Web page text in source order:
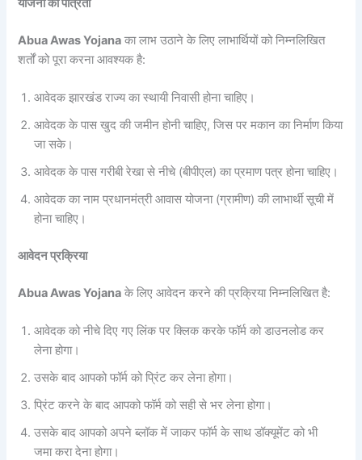
योजना की पात्रता
Abua Awas Yojana का लाभ उठाने के लिए लाभार्थियों को निम्नलिखित
शर्तों को पूरा करना आवश्यक है:
आवेदक झारखंड राज्य का स्थायी निवासी होना चाहिए।
आवेदक के पास खुद की जमीन होनी चाहिए, जिस पर मकान का निर्माण किया
जा सके।
आवेदक के पास गरीबी रेखा से नीचे (बीपीएल) का प्रमाण पत्र होना चाहिए।
आवेदक का नाम प्रधानमंत्री आवास योजना (ग्रामीण) की लाभार्थी सूची में
होना चाहिए।
आवेदन प्रक्रिया
Abua Awas Yojana के लिए आवेदन करने की प्रक्रिया निम्नलिखित है:
आवेदक को नीचे दिए गए लिंक पर क्लिक करके फॉर्म को डाउनलोड कर
लेना होगा।
उसके बाद आपको फॉर्म को प्रिंट कर लेना होगा।
प्रिंट करने के बाद आपको फॉर्म को सही से भर लेना होगा।
उसके बाद आपको अपने ब्लॉक में जाकर फॉर्म के साथ डॉक्यूमेंट को भी
जमा करा देना होगा।